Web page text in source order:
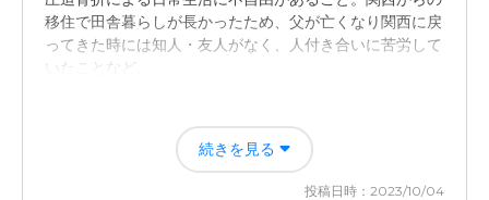
移住で田舎暮らしが長かったため、父が亡くなり関西に戻
ってきた時には知人・友人がなく、人付き合いに苦労して
いたことなど。
アクセスが良く、家族の訪問が頻繁に行えそうと思った。
レクリエーションが充実していたため、趣味や施設内の人
続きを見る
投稿日時：2023/10/04